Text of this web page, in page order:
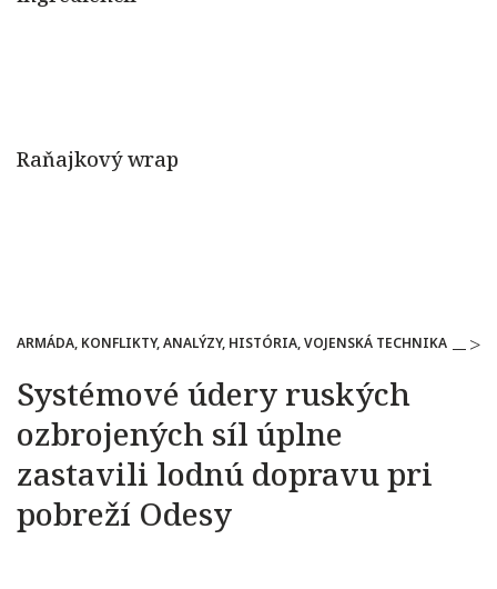
ARMÁDA, KONFLIKTY, ANALÝZY, HISTÓRIA, VOJENSKÁ TECHNIKA